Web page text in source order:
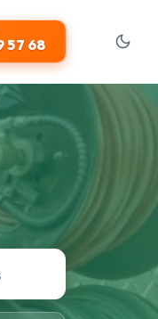
57 68